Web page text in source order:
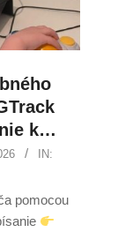
k…
IN:
pomocou